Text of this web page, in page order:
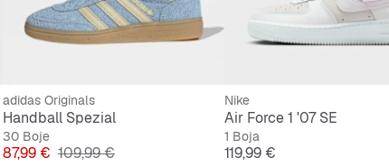
adidas Originals
Handball Spezial
30 Boje
Cijena
87,99 € Originalna cijena
109,99 €
Nike
Air Force 1 '07 SE
1 Boja
Cijena
119,99 €